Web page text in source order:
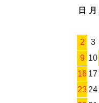
日
月
2
3
9 10
16 17
23 24